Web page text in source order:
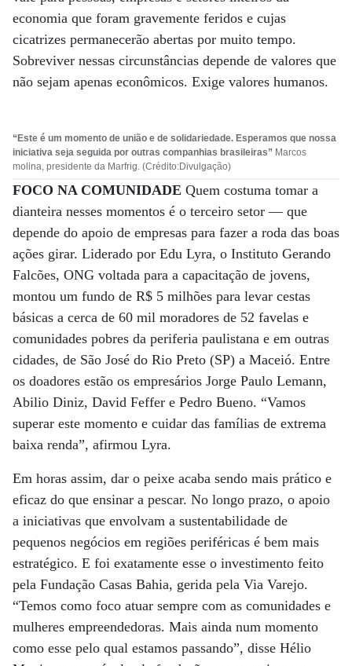
economia que foram gravemente feridos e cujas
cicatrizes permanecerão abertas por muito tempo.
Sobreviver nessas circunstâncias depende de valores que
não sejam apenas econômicos. Exige valores humanos.
“Este é um momento de união e de solidariedade. Esperamos que nossa
iniciativa seja seguida por outras companhias brasileiras” Marcos
molina, presidente da Marfrig. (Crédito:Divulgação)
FOCO NA COMUNIDADE Quem costuma tomar a
dianteira nesses momentos é o terceiro setor — que
depende do apoio de empresas para fazer a roda das boas
ações girar. Liderado por Edu Lyra, o Instituto Gerando
Falcões, ONG voltada para a capacitação de jovens,
montou um fundo de R$ 5 milhões para levar cestas
básicas a cerca de 60 mil moradores de 52 favelas e
comunidades pobres da periferia paulistana e em outras
cidades, de São José do Rio Preto (SP) a Maceió. Entre
os doadores estão os empresários Jorge Paulo Lemann,
Abilio Diniz, David Feffer e Pedro Bueno. “Vamos
superar este momento e cuidar das famílias de extrema
baixa renda”, afirmou Lyra.
Em horas assim, dar o peixe acaba sendo mais prático e
eficaz do que ensinar a pescar. No longo prazo, o apoio
a iniciativas que envolvam a sustentabilidade de
pequenos negócios em regiões periféricas é bem mais
estratégico. E foi exatamente esse o investimento feito
pela Fundação Casas Bahia, gerida pela Via Varejo.
“Temos como foco atuar sempre com as comunidades e
mulheres empreendedoras. Mais ainda num momento
como esse pelo qual estamos passando”, disse Hélio